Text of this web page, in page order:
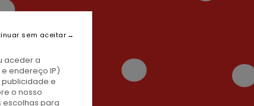
aceder a
endereço IP)
e
o nosso
escolhas para
sem aceitar